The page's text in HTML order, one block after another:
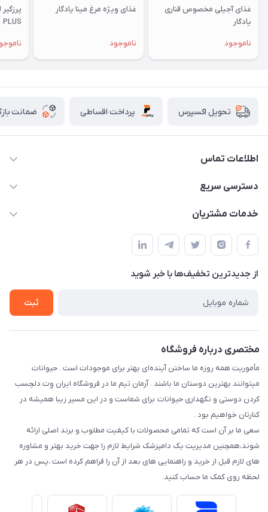
غذای آجیلی مخصوص قناری
یادگار
ناموجود
غذای ویژه مرغ مینا یادگار
ناموجود
PLUS
تحویل اکسپرس پرداخت اقساطی ضمانت
اطلاعات تماس
07154503736-09120986090
دسترسی سریع
حساب کاربری
درباره ما
تماس با ما
خدمات مشتریان
قوانین و مقررات
حفظ حریم شخصی
سوالات متداول
شرایط ارسال رایگان
از جدید‌ترین تخفیف‌ها با‌ خبر شوید
ثبت
مختصری درباره فروشگاه
مأموریت همه روزه ما ساختن آینده‌ای بهتر برای موجودات است . حیوانات
میتوانند بهترین دوستان ما باشند . آرمان تیم ما در فروشگاه ایران وِت دلچسب
کردن دوستی و نگهداری حیوانات برای شماست و در این مسیر زیبا همیشه در
کنارتان خواهیم بود .
سعی ما بر آن است که تمامی محصولات با کیفیت مطلوب و برند اصلی ارائه
شوند،همچنین مدیریت یک دامپزشک شرایط لازم را جهت خرید بهتر و مشاوره
های لازم قبل از خرید و راهنمایی های بعد از آن را فراهم کرده است ،پس در هر
لحظه روی کمک ما حساب کنید.